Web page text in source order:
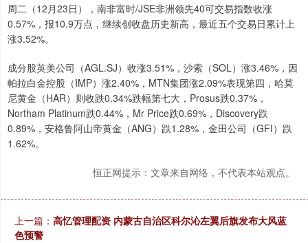
周二（12月23日），南非富时/JSE非洲领先40可交易指数收涨
0.57%，报10.9万点，继续创收盘历史新高，最近五个交易日累计上
涨3.52%。
成分股英美公司（AGL.SJ）收涨3.51%，沙索（SOL）涨3.46%，因
帕拉白金控股（IMP）涨2.40%，MTN集团涨2.09%表现第四，哈莫
尼黄金（HAR）则收跌0.34%跌幅第七大，Prosus跌0.37%，
Northam Platinum跌0.44%，Mr Price跌0.69%，Discovery跌
0.89%，安格鲁阿山帝黄金（ANG）跌1.28%，金田公司（GFI）跌
1.62%。
恒正网提示：文章来自网络，不代表本站观点。
上一篇： 高忆管理配资 内蒙古自治区科尔沁左翼后旗发布大风蓝
色预警